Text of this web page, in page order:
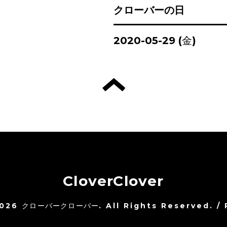
クローバーの日
2020-05-29 (金)
CloverClover
クローバークローバー. All Rights Reserved. /